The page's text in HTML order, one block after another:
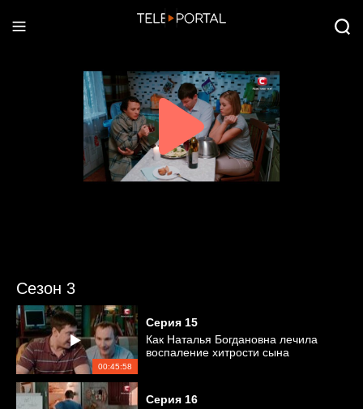
Сезон 3
00:45:58
Серия 15
Как Наталья Богдановна лечила
воспаление хитрости сына
Серия 16